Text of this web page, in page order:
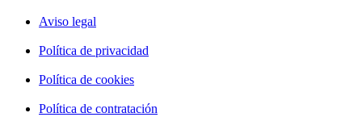
Aviso legal
Política de privacidad
Política de cookies
Política de contratación